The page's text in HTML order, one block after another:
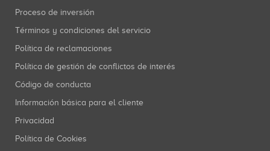
Proceso de inversión
Términos y condiciones del servicio
Política de reclamaciones
Política de gestión de conflictos de interés
Código de conducta
Información básica para el cliente
Privacidad
Política de Cookies